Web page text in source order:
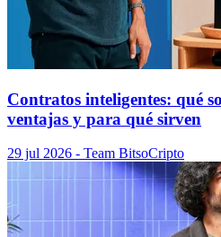
Contratos inteligentes: qué
ventajas y para qué sirven
29 jul 2026 - Team BitsoCripto